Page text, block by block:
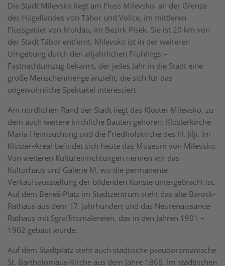
Die Stadt Milevsko liegt am Fluss Milevsko, an der Grenze
des Hügellandes von Tábor und Volice, im mittleren
Flussgebiet von Moldau, im Bezirk Písek. Sie ist 20 km von
der Stadt Tábor entfernt. Milevsko ist in der weiteren
Umgebung durch den alljährlichen Frühlings –
Fastnachtumzug bekannt, der jedes Jahr in die Stadt eine
große Menschenmenge anzieht, die sich für das
ungewöhnliche Spektakel interessiert.
Am nördlichen Rand der Stadt liegt das Kloster Milevsko, zu
dem auch weitere kirchliche Bauten gehören: Klosterkirche
Mariä Heimsuchung und die Friedhofskirche des hl. Jilji. Im
Kloster-Areal befindet sich heute das Museum von Milevsko.
Von weiteren Kultureinrichtungen nennen wir das
Kulturhaus und Galerie M, wo die permanente
Verkaufsausstellung der bildenden Künste untergebracht ist.
Auf dem Beneš-Platz im Stadtzentrum steht das alte Barock-
Rathaus aus dem 17. Jahrhundert und das Neurenaissance-
Rathaus mit Sgraffitomalereien, das in den Jahren 1901 –
1902 gebaut wurde.
Auf dem Stadtplatz steht auch städtische pseudoromanische
St. Bartholomäus-Kirche aus dem Jahre 1866. Im städtischen